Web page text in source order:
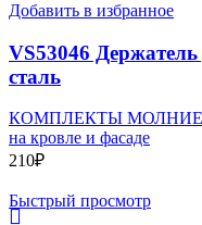
Добавить в избранное
VS53046
сталь
КОМПЛЕКТЫ
на кровле и фасаде
210₽
Быстрый просмотр